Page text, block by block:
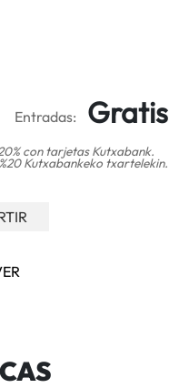
Entradas: Gratis
con tarjetas Kutxabank.
Kutxabankeko txartelekin.